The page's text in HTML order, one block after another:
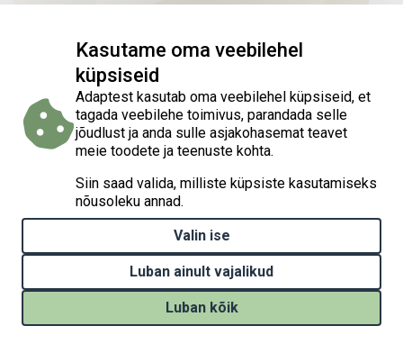
Kasutame oma veebilehel
küpsiseid
Adaptest kasutab oma veebilehel küpsiseid, et
tagada veebilehe toimivus, parandada selle
jõudlust ja anda sulle asjakohasemat teavet
meie toodete ja teenuste kohta.
Siin saad valida, milliste küpsiste kasutamiseks
nõusoleku annad.
Withdraw consent
Valin ise
Luban ainult vajalikud
Luban kõik